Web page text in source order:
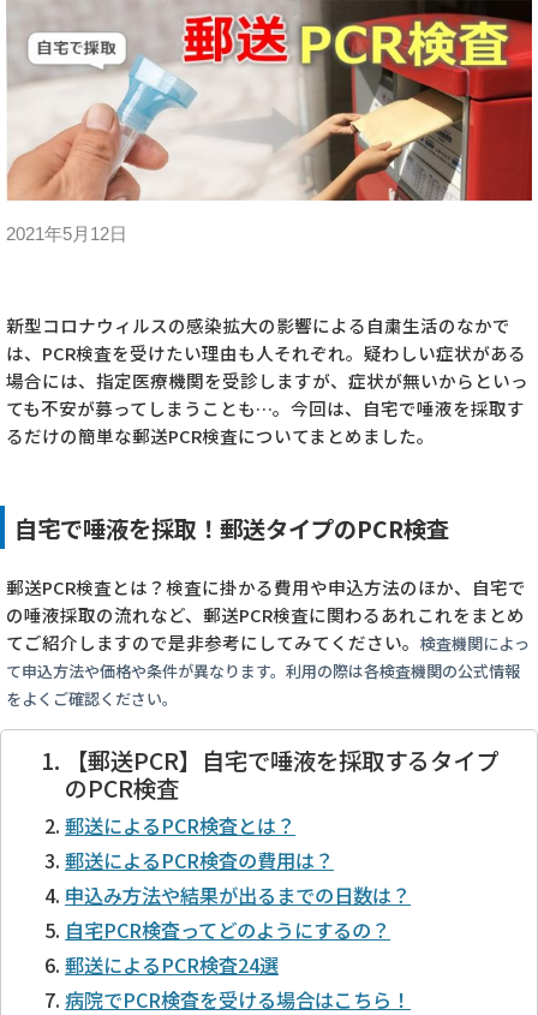
2021年5月12日
新型コロナウィルスの感染拡大の影響による自粛生活のなかで
は、PCR検査を受けたい理由も人それぞれ。疑わしい症状がある
場合には、指定医療機関を受診しますが、症状が無いからといっ
ても不安が募ってしまうことも…。今回は、自宅で唾液を採取す
るだけの簡単な郵送PCR検査についてまとめました。
自宅で唾液を採取！郵送タイプのPCR検査
郵送PCR検査とは？検査に掛かる費用や申込方法のほか、自宅で
の唾液採取の流れなど、郵送PCR検査に関わるあれこれをまとめ
てご紹介しますので是非参考にしてみてください。 検査機関によっ
て申込方法や価格や条件が異なります。利用の際は各検査機関の公式情報
をよくご確認ください。
【郵送PCR】自宅で唾液を採取するタイプ
のPCR検査
郵送によるPCR検査とは？
郵送によるPCR検査の費用は？
申込み方法や結果が出るまでの日数は？
自宅PCR検査ってどのようにするの？
郵送によるPCR検査24選
病院でPCR検査を受ける場合はこちら！